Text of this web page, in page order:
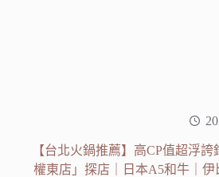
【台北火鍋推薦】高CP值超浮
權東店」探店｜日本A5和牛｜